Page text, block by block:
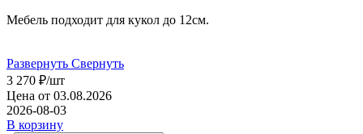
Мебель подходит для кукол до 12см.
Развернуть Свернуть
3 270 ₽/шт
Цена от 03.08.2026
2026-08-03
В корзину